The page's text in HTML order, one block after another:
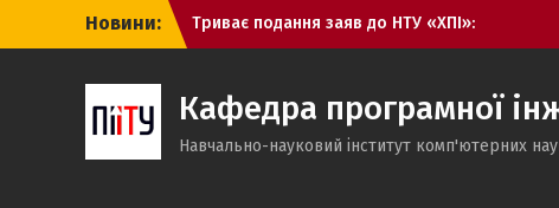
Новини:
Триває подання заяв до НТУ «ХПІ»:
обирайте міжнародно акредитовані
Вступна кампанія 2026: що означають
статуси заяв та які кроки необхідно
виконати вступникам
Кафедра програмної
Навчально-науковий інститут комп'ютерних